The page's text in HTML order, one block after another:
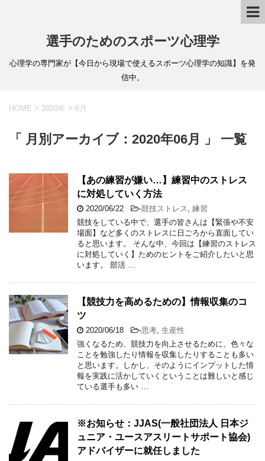
選手のためのスポーツ心理学
心理学の専門家が【今日から現場で使えるスポーツ心理学の知識】を発
信中。
HOME > 2020年 > 6月
「 月別アーカイブ：2020年06月 」 一覧
【あの練習が嫌い…】練習中のストレス
に対処していく方法
2020/06/22 -競技ストレス
練習
競技をしている中で、選手の皆さんは【緊張や不安
場面】など多くのストレスに日ごろから直面してい
ると思います。 そんな中、今回は【練習のストレス
に対処していく】ためのヒントをご紹介したいと思
います。 部活 …
【競技力を高めるための】情報収集のコ
ツ
2020/06/18 -思考 生産性
強くなるため、競技力を向上させるために、色々な
ことを勉強したり情報を収集したりすることも多い
と思います。しかし、そのようにインプットした情
報を実践に活かしていくということは難しいと感じ
ている選手も多い …
※お知らせ：JJAS(一般社団法人 日本ジ
ュニア・ユースアスリートサポート協会)
アドバイザーに就任しました